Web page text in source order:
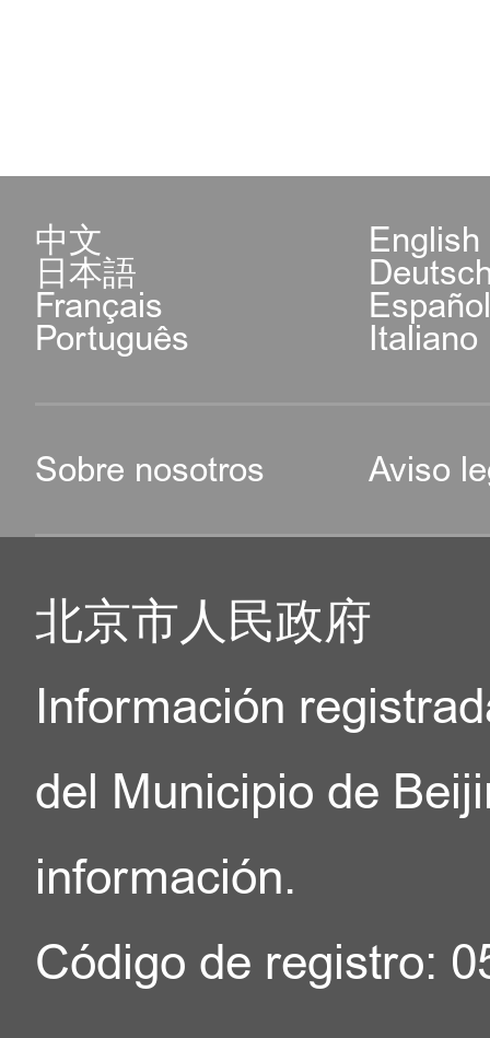
中文 English
日本語
Français
Português Italiano
Sobre nosotros Aviso
北京市人民政府
Información
del Municipio de
información.
Código de registro: